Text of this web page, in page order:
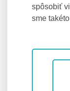
spôsobiť
sme